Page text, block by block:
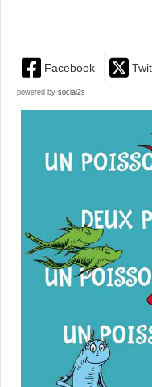
Facebook
powered by social2s